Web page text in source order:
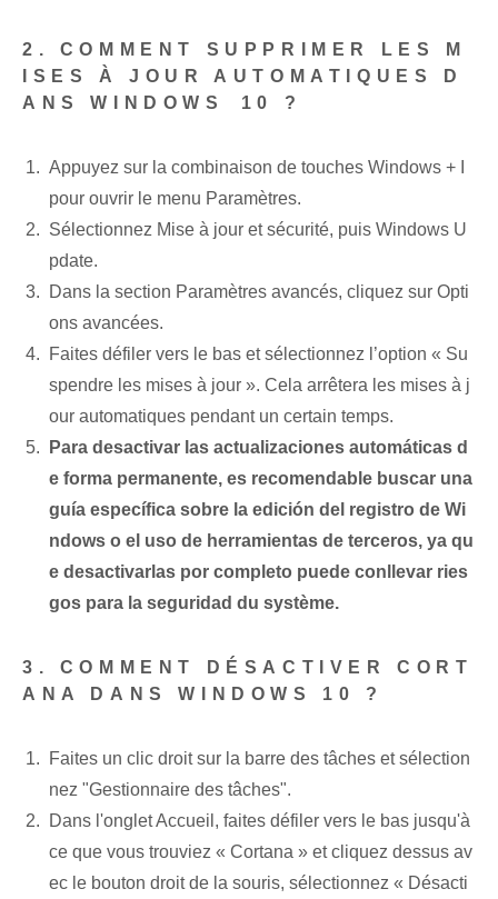
2. COMMENT SUPPRIMER LES M
ISES À JOUR AUTOMATIQUES D
ANS WINDOWS⁢ 10 ?
Appuyez sur la combinaison de touches Windows + I
pour ouvrir le menu Paramètres.
Sélectionnez Mise à jour et sécurité, puis Windows ‌U
pdate.
Dans la section Paramètres avancés, cliquez sur Opti
ons avancées.
Faites défiler vers le bas et sélectionnez l’option « Su
spendre les mises à jour ». Cela arrêtera les mises à j
our automatiques pendant un certain temps.
Para desactivar las actualizaciones automáticas ⁤d
e⁢ forma permanente, es ⁣recomendable⁣ buscar⁣ una
guía específica⁢ sobre la⁢ edición del registro ⁣de ​Wi
ndows o el uso de herramientas de terceros, ya qu
e desactivarlas por completo puede conllevar ries
gos para la seguridad du système.
3. COMMENT DÉSACTIVER CORT
ANA DANS WINDOWS 10 ?
Faites un clic droit sur la barre des tâches et sélection
nez "Gestionnaire des tâches".
Dans l'onglet Accueil, faites défiler vers le bas jusqu'à
ce que vous trouviez « Cortana » et cliquez dessus av
ec le bouton droit de la souris, sélectionnez « Désacti